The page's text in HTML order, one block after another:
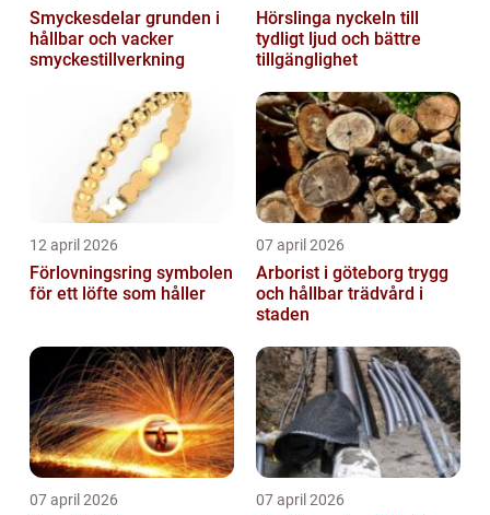
Smyckesdelar grunden i
hållbar och vacker
smyckestillverkning
Hörslinga nyckeln till
tydligt ljud och bättre
tillgänglighet
12 april 2026
Förlovningsring symbolen
för ett löfte som håller
07 april 2026
Arborist i göteborg trygg
och hållbar trädvård i
staden
07 april 2026 07 april 2026